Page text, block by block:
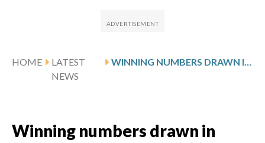
HOME
LATEST
NEWS
WINNING NUMBERS DRAWN IN SUNDAY’S DELAWARE MULTI-WIN LOTTO
Winning numbers drawn in